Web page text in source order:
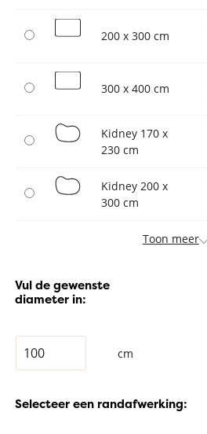
200 x 300 cm
300 x 400 cm
Kidney 170 x
230 cm
Kidney 200 x
300 cm
Toon meer
Vul de gewenste
diameter in:
cm
Selecteer een randafwerking: